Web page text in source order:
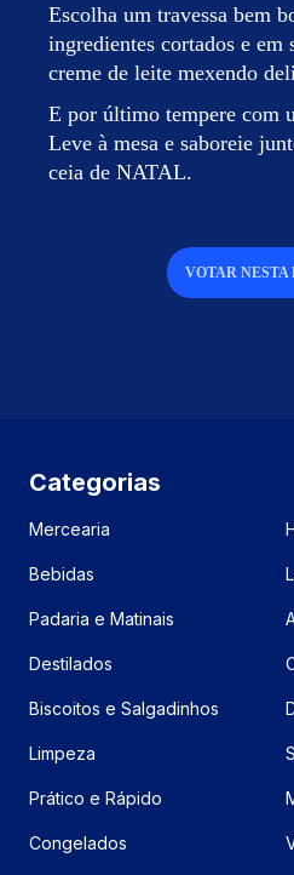
Escolha um travessa bem
ingredientes cortados e em
creme de leite mexendo
E por último tempere com
Leve à mesa e saboreie
ceia de NATAL.
VOTAR NESTA
Categorias
Mercearia
Bebidas
Padaria e Matinais
Destilados
Biscoitos e Salgadinhos
Limpeza
Prático e Rápido
Congelados